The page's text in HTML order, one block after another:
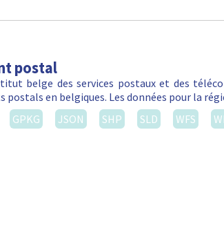
postal
belge des services postaux et des
postals en belgiques. Les données pour la
GPKG JSON SHP SLD WFS